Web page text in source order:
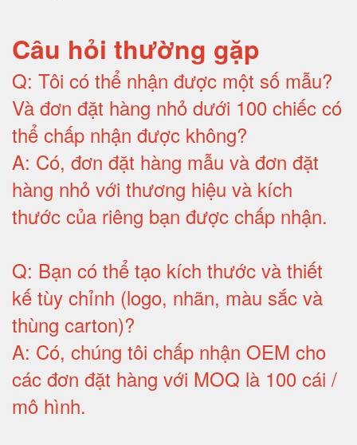
Câu hỏi thường gặp
Q: Tôi có thể nhận được một số mẫu?
Và đơn đặt hàng nhỏ dưới 100 chiếc có
thể chấp nhận được không?
A: Có, đơn đặt hàng mẫu và đơn đặt
hàng nhỏ với thương hiệu và kích
thước của riêng bạn được chấp nhận.
Q: Bạn có thể tạo kích thước và thiết
kế tùy chỉnh (logo, nhãn, màu sắc và
thùng carton)?
A: Có, chúng tôi chấp nhận OEM cho
các đơn đặt hàng với MOQ là 100 cái /
mô hình.